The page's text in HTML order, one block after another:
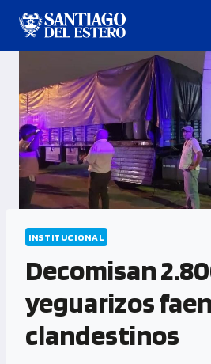
INSTITUCIONAL
Decomisan
yeguarizos
clandestinos